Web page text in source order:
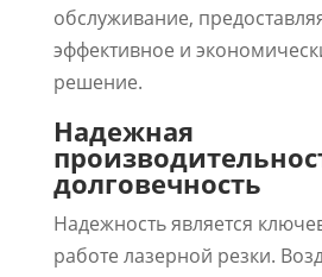
обслуживание,
эффективное и
решение.
Надежная
долговечность
Надежность является
работе лазерной резки.